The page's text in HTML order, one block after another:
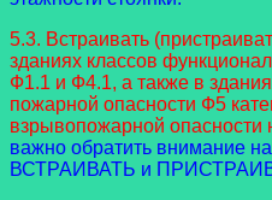
5.3. Встраивать
зданиях классов
Ф1.1 и Ф4.1, а также в
пожарной опасности Ф5
взрывопожарной опасности
важно обратить внимание на
ВСТРАИВАТЬ и